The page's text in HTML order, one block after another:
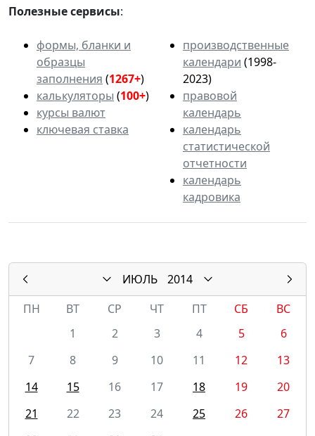
Полезные сервисы:
формы, бланки и
образцы
заполнения (1267+)
калькуляторы (100+)
курсы валют
ключевая ставка
производственные
календари (1998-
2023)
правовой
календарь
календарь
статистической
отчетности
календарь
кадровика
ИЮЛЬ
2014
ПН
ВТ СР ЧТ ПТ СБ
ВС
1
2 3 4 5
6
7
8 9 10 11 12
13
14
15 16 17 18 19
20
21
22 23 24 25 26
27